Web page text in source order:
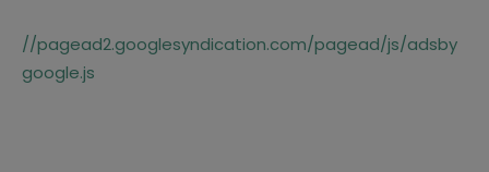
//pagead2.googlesyndication.com/pagead/js/adsby
google.js